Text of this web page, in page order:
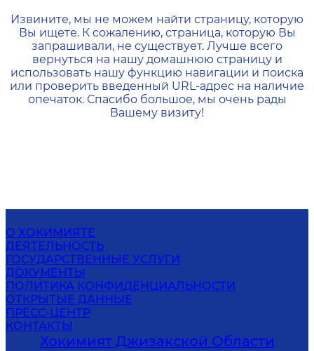
404 — Страница не
Извините, мы не можем найти страницу, которую
Вы ищете. К сожалению, страница, которую Вы
запрашивали, не существует. Лучше всего
вернуться на нашу домашнюю страницу и
использовать нашу функцию навигации и поиска
или проверить введенный URL-адрес на наличие
опечаток. Спасибо большое, мы очень рады
Вашему визиту!
О ХОКИМИЯТЕ
ДЕЯТЕЛЬНОСТЬ
ГОСУДАРСТВЕННЫЕ УСЛУГИ
ДОКУМЕНТЫ
ПОЛИТИКА КОНФИДЕНЦИАЛЬНОСТИ
ОТКРЫТЫЕ ДАННЫЕ
ПРЕСС-ЦЕНТР
КОНТАКТЫ
Хокимият Джизакской Области